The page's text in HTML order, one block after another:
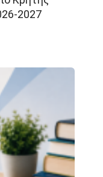
2027